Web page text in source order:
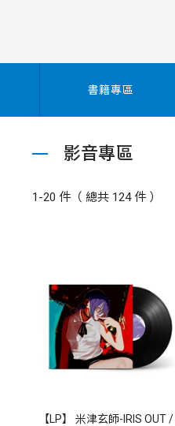
書籍專區
影音專區
1-20 件（ 總共 124 件 ）
【LP】 米津玄師-IRIS OUT /